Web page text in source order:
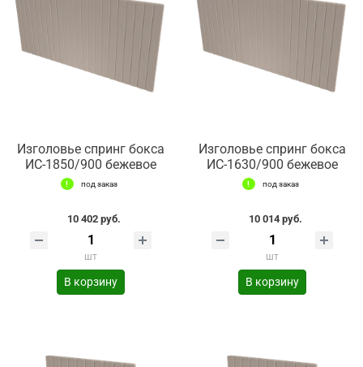
Изголовье спринг бокса
ИС-1850/900 бежевое
под заказ
10 402 руб.
шт
В корзину
Изголовье спринг бокса
ИС-1630/900 бежевое
под заказ
10 014 руб.
шт
В корзину